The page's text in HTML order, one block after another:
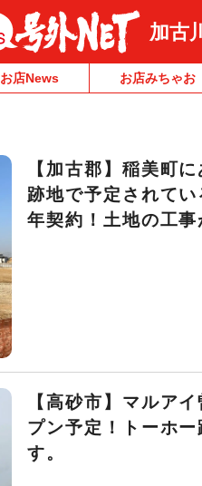
加古
お店News お店みちゃお
【加古郡】稲美町
跡地で予定されて
年契約！土地の工事
【高砂市】マルア
プン予定！トーホ
す。